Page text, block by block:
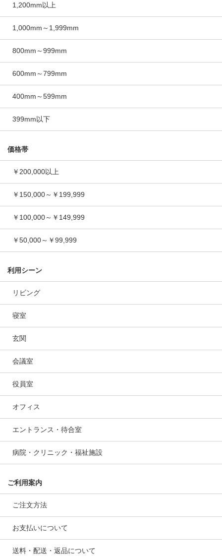
1,200mm以上
1,000mm～1,999mm
800mm～999mm
600mm～799mm
400mm～599mm
399mm以下
価格帯
￥200,000以上
￥150,000～￥199,999
￥100,000～￥149,999
￥50,000～￥99,999
利用シーン
リビング
寝室
玄関
会議室
役員室
オフィス
エントランス・待合室
病院・クリニック・福祉施設
ご利用案内
ご注文方法
お支払いについて
送料・配送・返品について